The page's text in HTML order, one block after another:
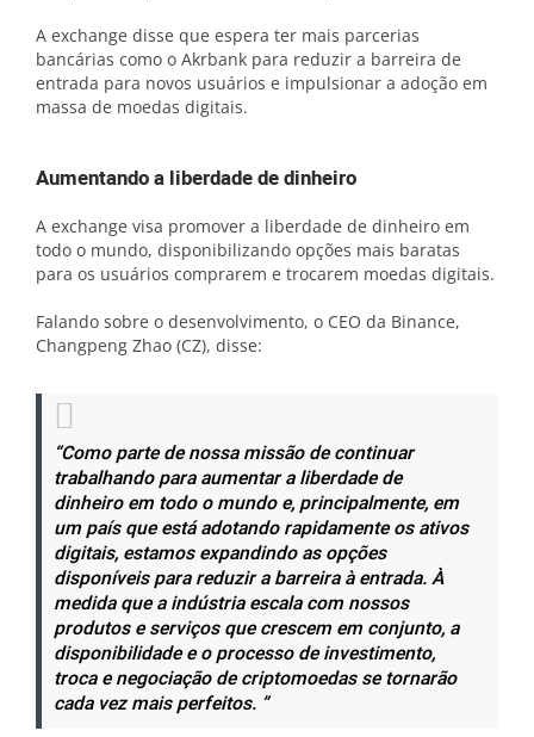
A exchange disse que espera ter mais parcerias
bancárias como o Akrbank para reduzir a barreira de
entrada para novos usuários e impulsionar a adoção em
massa de moedas digitais.
Aumentando a liberdade de dinheiro
A exchange visa promover a liberdade de dinheiro em
todo o mundo, disponibilizando opções mais baratas
para os usuários comprarem e trocarem moedas digitais.
Falando sobre o desenvolvimento, o CEO da Binance,
Changpeng Zhao (CZ), disse:
“Como parte de nossa missão de continuar
trabalhando para aumentar a liberdade de
dinheiro em todo o mundo e, principalmente, em
um país que está adotando rapidamente os ativos
digitais, estamos expandindo as opções
disponíveis para reduzir a barreira à entrada. À
medida que a indústria escala com nossos
produtos e serviços que crescem em conjunto, a
disponibilidade e o processo de investimento,
troca e negociação de criptomoedas se tornarão
cada vez mais perfeitos. ”